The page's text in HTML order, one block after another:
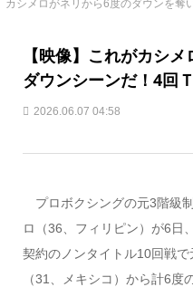
カシメロがネリから6度のダウンを奪
【映像】これがカシ
ダウンシーンだ！4回
2026.06.07 04:58
プロボクシングの元3階級
ロ（36、フィリピン）が6日
契約のノンタイトル10回戦
（31、メキシコ）から計6度